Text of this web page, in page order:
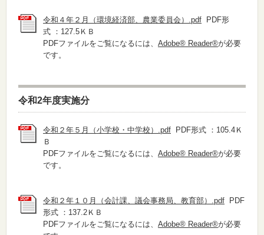
令和４年２月（環境経済部、農業委員会）.pdf PDF形
式 ：127.5ＫＢ
PDFファイルをご覧になるには、 Adobe® Reader®が必要
です。
令和2年度実施分
令和２年５月（小学校・中学校）.pdf PDF形式 ：105.4Ｋ
Ｂ
PDFファイルをご覧になるには、 Adobe® Reader®が必要
です。
令和２年１０月（会計課、議会事務局、教育部）.pdf PDF
形式 ：137.2ＫＢ
PDFファイルをご覧になるには、 Adobe® Reader®が必要